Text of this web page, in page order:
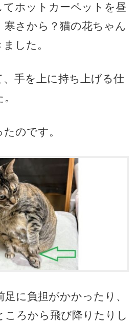
てホットカーペットを昼
寒さから？猫の花ちゃん
した。
手を上に持ち上げる仕
のです。
に負担がかかったり、
ころから飛び降りたりし